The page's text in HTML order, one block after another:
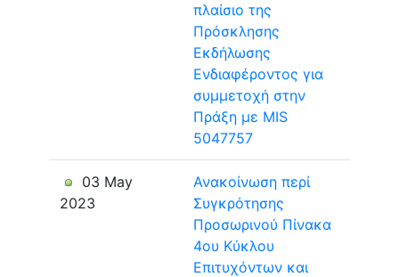
πλαίσιο της
Πρόσκλησης
Εκδήλωσης
Ενδιαφέροντος για
συμμετοχή στην
Πράξη με MIS
5047757
03 May
2023
Ανακοίνωση περί
Συγκρότησης
Προσωρινού Πίνακα
4ου Κύκλου
Επιτυχόντων και